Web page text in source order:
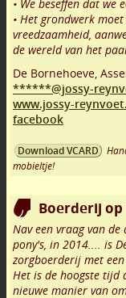
• We beseffen dat we
• Het grondwerk
vreedzaamheid,
de wereld van het
De Bornehoeve,
******@jossy-
www.jossy-
facebook
Download VCARD
mobieltje!
Boerderij op
Nav een vraag van
pony's, in 2014.... is
zorgboerderij met
Het is de hoogste tijd
nieuwe manier van